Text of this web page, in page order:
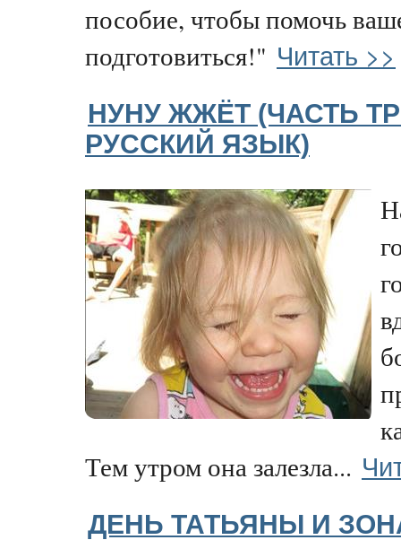
пособие, чтобы помочь
подготовиться!" Читать >>
НУНУ ЖЖЁТ (ЧАСТЬ
РУССКИЙ ЯЗЫК)
Тем утром она залезла...
ДЕНЬ ТАТЬЯНЫ И